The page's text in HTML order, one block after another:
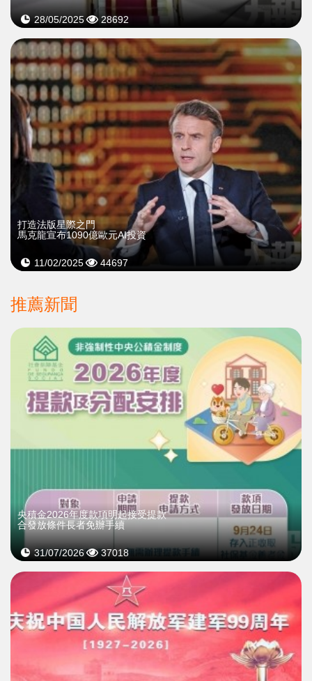
28/05/2025 28692
打造法版星際之門
馬克龍宣布1090億歐元AI投資
11/02/2025 44697
推薦新聞
央積金2026年度款項明起接受提款
合發放條件長者免辦手續
31/07/2026 37018